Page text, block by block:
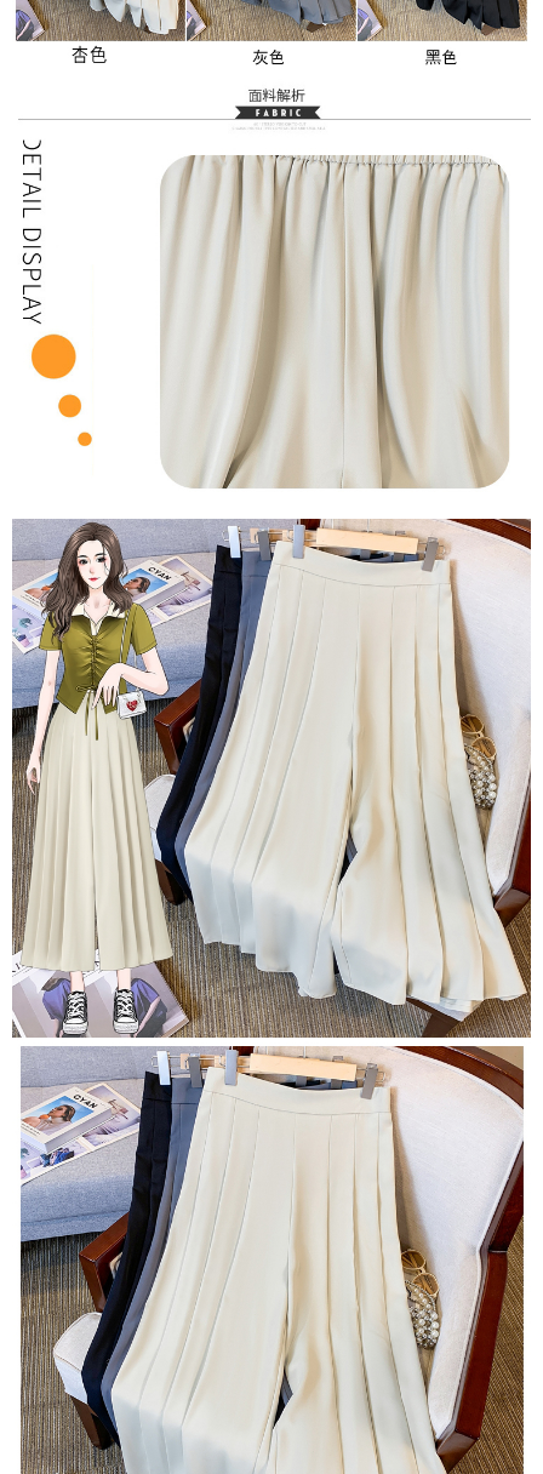
恩沛科技股份有限公司將有權停止該用戶之使用額度並採取法律行動。
國家/地區配送 查看運費